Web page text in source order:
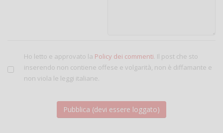
Ho letto e approvato la Policy dei commenti. Il post che sto
inserendo non contiene offese e volgarità, non è diffamante e
non viola le leggi italiane.